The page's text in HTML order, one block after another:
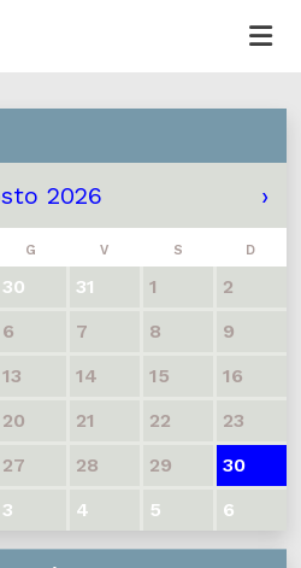
2026 ›
G V S D
30 31 1
2
6 7 8
9
13 14 15
16
20 21 22
23
27 28 29
30
3 4 5 6